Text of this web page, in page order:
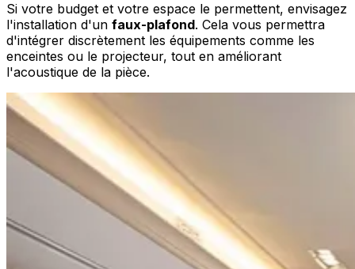
Si votre budget et votre espace le permettent, envisagez
l'installation d'un faux-plafond. Cela vous permettra
d'intégrer discrètement les équipements comme les
enceintes ou le projecteur, tout en améliorant
l'acoustique de la pièce.